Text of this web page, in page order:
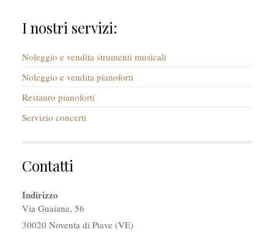
I nostri servizi:
Noleggio e vendita strumenti musicali
Noleggio e vendita pianoforti
Restauro pianoforti
Servizio concerti
Contatti
Indirizzo
Via Guaiane, 56
30020 Noventa di Piave (VE)